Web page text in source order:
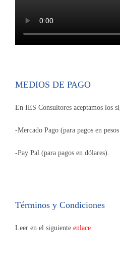
MEDIOS DE PAGO
En IES Consultores aceptamos los
-Mercado Pago (para pagos en
-Pay Pal (para pagos en dólares).
Términos y Condiciones
Leer en el siguiente enlace